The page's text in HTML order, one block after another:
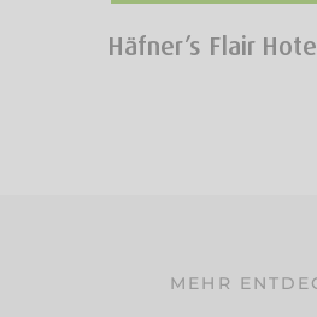
Häfner’s Flair
MEHR